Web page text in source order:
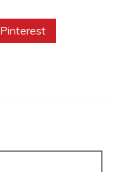
Pinterest